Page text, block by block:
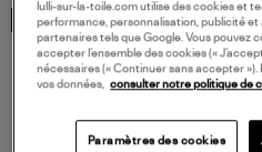
MADE IN EUROPE
lulli-sur-la-toile.com utilise des cookies et
performance, personnalisation, publicité
partenaires tels que Google. Vous pouvez
accepter l’ensemble des cookies («
nécessaires (« Continuer sans accepter »).
vos données, consulter notre politique de
Paramètres des cookies